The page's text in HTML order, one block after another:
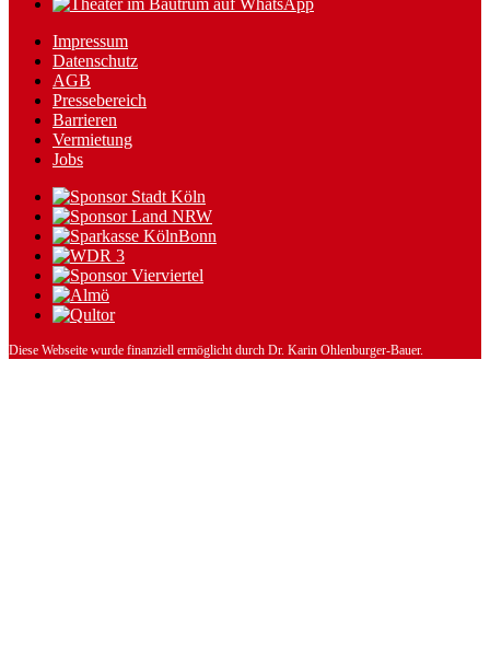
Impressum
Datenschutz
AGB
Pressebereich
Barrieren
Vermietung
Jobs
Diese Webseite wurde finanziell ermöglicht durch Dr. Karin Ohlenburger-Bauer.